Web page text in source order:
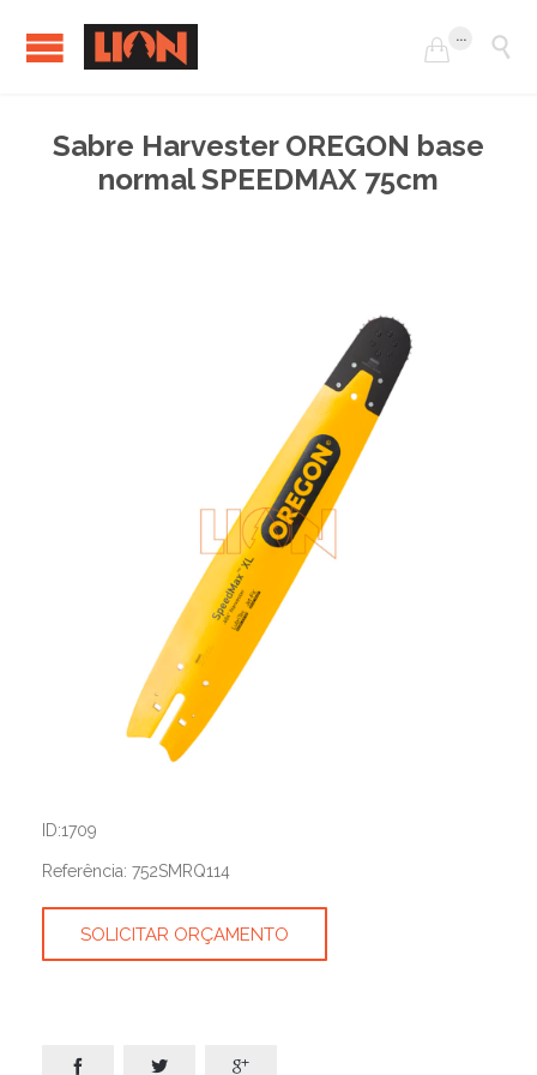

... 
Sabre Harvester OREGON base
normal SPEEDMAX 75cm
ID:1709
Referência: 752SMRQ114
SOLICITAR ORÇAMENTO
  